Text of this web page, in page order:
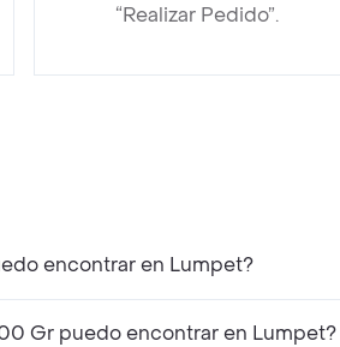
“Realizar Pedido”.
encontrar en Lumpet?
Gr puedo encontrar en Lumpet?